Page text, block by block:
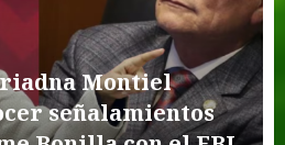
Montiel
señalamientos